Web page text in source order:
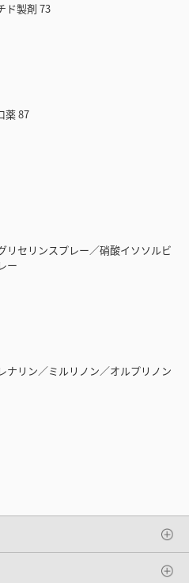
ド製剤 73
薬 87
リセリンスプレー／硝酸イソソルビ
ー
ナリン／ミルリノン／オルプリノン